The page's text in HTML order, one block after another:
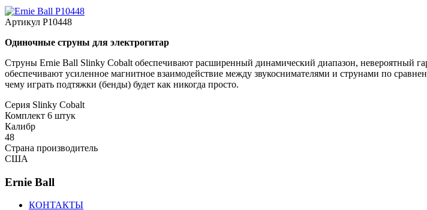
Артикул P10448
Одиночные струны для электрогитар
Струны Ernie Ball Slinky Cobalt обеспечивают расширенный динамический диапазон, невероятный
обеспечивают усиленное магнитное взаимодействие между звукоснимателями и струнами по
чему играть подтяжки (бенды) будет как никогда просто.
Серия Slinky Cobalt
Комплект 6 штук
Калибр
48
Страна производитель
США
Ernie Ball
КОНТАКТЫ